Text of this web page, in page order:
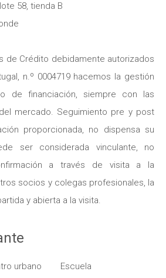
58, tienda B
de Crédito debidamente autorizados
n.º 0004719 hacemos la gestión
de financiación, siempre con las
mercado. Seguimiento pre y post
proporcionada, no dispensa su
ser considerada vinculante, no
a través de visita a la
socios y colegas profesionales, la
y abierta a la visita.
urbano
Escuela